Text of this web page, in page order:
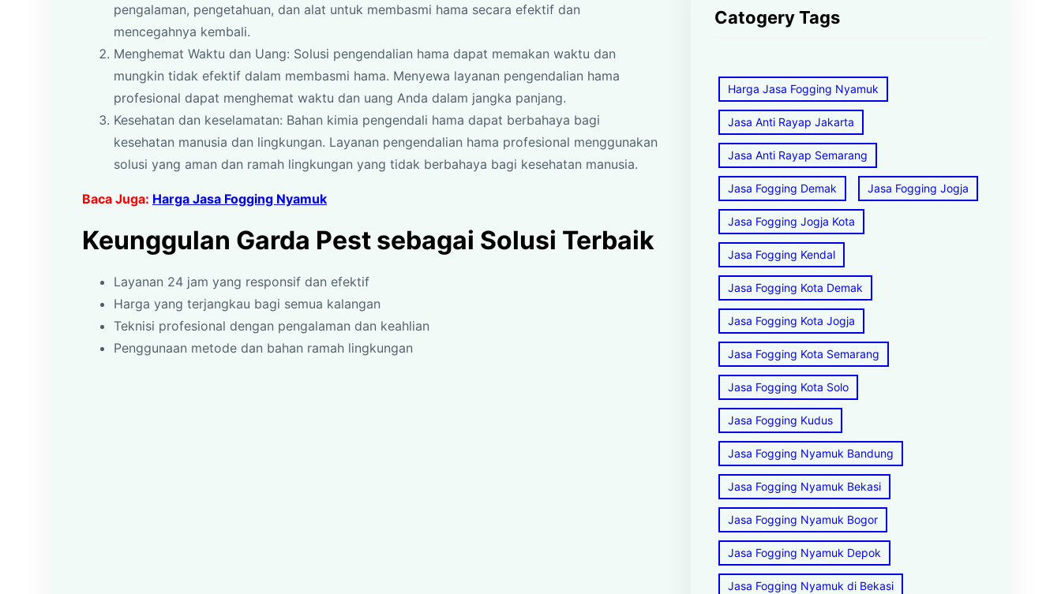
pengalaman, pengetahuan, dan alat untuk membasmi hama secara efektif dan
mencegahnya kembali.
Menghemat Waktu dan Uang: Solusi pengendalian hama dapat memakan waktu dan
mungkin tidak efektif dalam membasmi hama. Menyewa layanan pengendalian hama
profesional dapat menghemat waktu dan uang Anda dalam jangka panjang.
Kesehatan dan keselamatan: Bahan kimia pengendali hama dapat berbahaya bagi
kesehatan manusia dan lingkungan. Layanan pengendalian hama profesional menggunakan
solusi yang aman dan ramah lingkungan yang tidak berbahaya bagi kesehatan manusia.
Baca Juga: Harga Jasa Fogging Nyamuk
Keunggulan Garda Pest sebagai Solusi Terbaik
Layanan 24 jam yang responsif dan efektif
Harga yang terjangkau bagi semua kalangan
Teknisi profesional dengan pengalaman dan keahlian
Penggunaan metode dan bahan ramah lingkungan
Catogery Tags
Harga Jasa Fogging Nyamuk
Jasa Anti Rayap Jakarta
Jasa Anti Rayap Semarang
Jasa Fogging Demak Jasa Fogging Jogja
Jasa Fogging Jogja Kota
Jasa Fogging Kendal
Jasa Fogging Kota Demak
Jasa Fogging Kota Jogja
Jasa Fogging Kota Semarang
Jasa Fogging Kota Solo
Jasa Fogging Kudus
Jasa Fogging Nyamuk Bandung
Jasa Fogging Nyamuk Bekasi
Jasa Fogging Nyamuk Bogor
Jasa Fogging Nyamuk Depok
Jasa Fogging Nyamuk di Bekasi